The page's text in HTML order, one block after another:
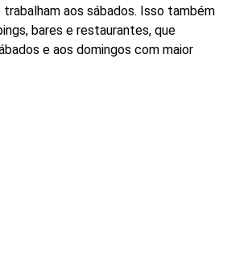
aos sábados. Isso também
bares e restaurantes, que
e aos domingos com maior